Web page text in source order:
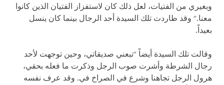
وبغيري من الفتيات، لعل ذلك كان لاستفزاز الفتيان الذين كانوا
معنا." وقد طاردت تلك السيدة أحد الرجال بينما كان ينسل
بعيداً.
وقالت تلك السيدة أيضاً "تبعني صديقاتي، وحين توجهت لأحد
رجال الشرطة وأشرت صوب الرجل وذكرت ما فعله بحقي،
هرول الرجل تجاهنا وشرع في الصراخ في. وقد عرف نفسه